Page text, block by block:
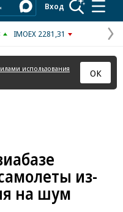
Вход
IMOEX 2281,31
использования
ОК
из-
на шум